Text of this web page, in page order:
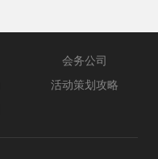
会务公司
活动策划攻略